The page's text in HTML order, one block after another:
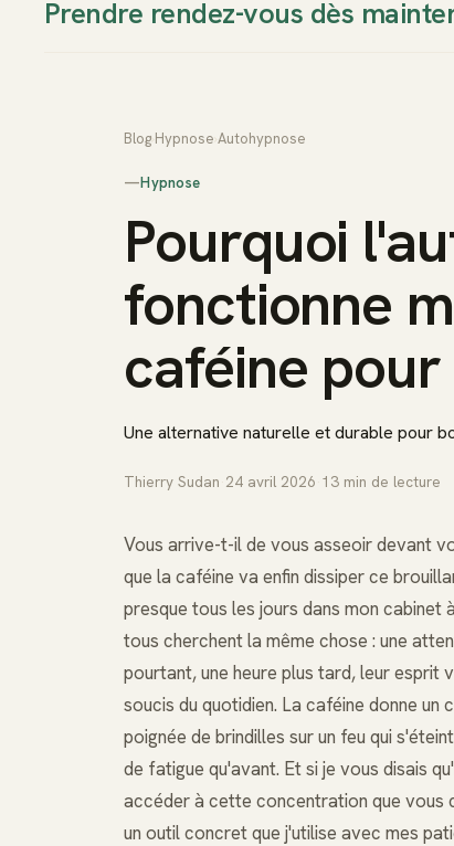
Prendre rendez-vous dès
Blog Hypnose Autohypnose
—Hypnose
Pourquoi
fonctionne
caféine
Une alternative naturelle et durable pour
Thierry Sudan 24 avril 2026 13 min de lecture
Vous arrive-t-il de vous asseoir devant
que la caféine va enfin dissiper ce
presque tous les jours dans mon cabinet
tous cherchent la même chose : une
pourtant, une heure plus tard, leur esprit
soucis du quotidien. La caféine donne
poignée de brindilles sur un feu qui
de fatigue qu'avant. Et si je vous disais
accéder à cette concentration que vous
un outil concret que j'utilise avec mes